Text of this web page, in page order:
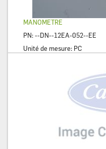
MANOMETRE
PN:--DN--12EA-052--EE
Unité de mesure: PC